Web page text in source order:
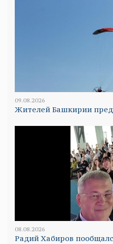
09.08.2026
Жителей Башкирии
08.08.2026
Радий Хабиров